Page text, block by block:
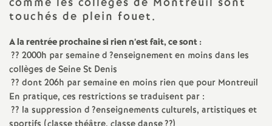
o
n
a
l
touchés de plein fouet.
A la rentrée prochaine si rien n’est fait, ce sont :
?? 2000h par semaine d?enseignement en moins dans les
collèges de Seine St Denis
?? dont 206h par semaine en moins rien que pour Montreuil
En pratique, ces restrictions se traduisent par :
?? la suppression d?enseignements culturels, artistiques et